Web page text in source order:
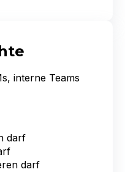
interne Teams
darf
darf